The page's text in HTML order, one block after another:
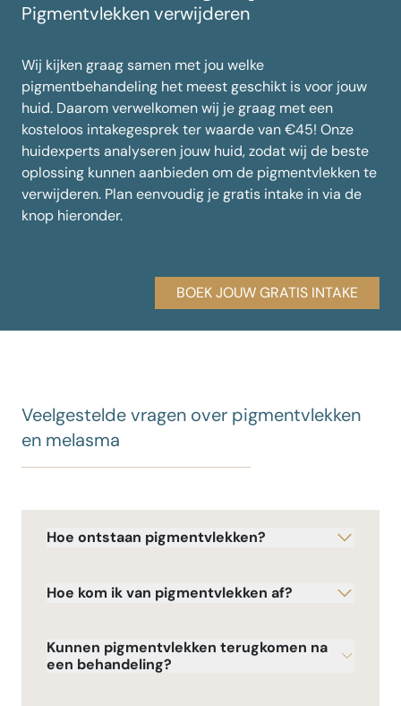
Pigmentvlekken verwijderen
Wij kijken graag samen met jou welke
pigmentbehandeling het meest geschikt is voor jouw
huid. Daarom verwelkomen wij je graag met een
kosteloos intakegesprek ter waarde van €45! Onze
huidexperts analyseren jouw huid, zodat wij de beste
oplossing kunnen aanbieden om de pigmentvlekken te
verwijderen. Plan eenvoudig je gratis intake in via de
knop hieronder.
BOEK JOUW GRATIS INTAKE
Veelgestelde vragen over pigmentvlekken
en melasma
Hoe ontstaan pigmentvlekken?
Hoe kom ik van pigmentvlekken af?
Kunnen pigmentvlekken terugkomen na
een behandeling?